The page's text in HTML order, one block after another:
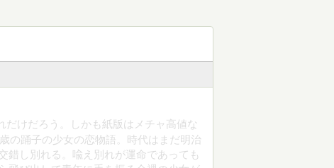
けだろう。しかも紙版はメチャ高値な
の踊子の少女の恋物語。時代はまだ明治
錯し別れる。喩え別れが運命であっても